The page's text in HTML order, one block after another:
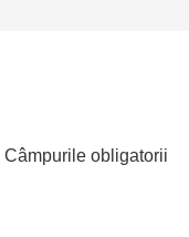
Câmpurile obligatorii